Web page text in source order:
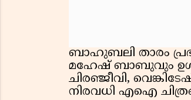
ബാഹുബലി താരം
മഹേഷ് ബാബുവും
ചിരഞ്ജീവി,
നിരവധി എഐ